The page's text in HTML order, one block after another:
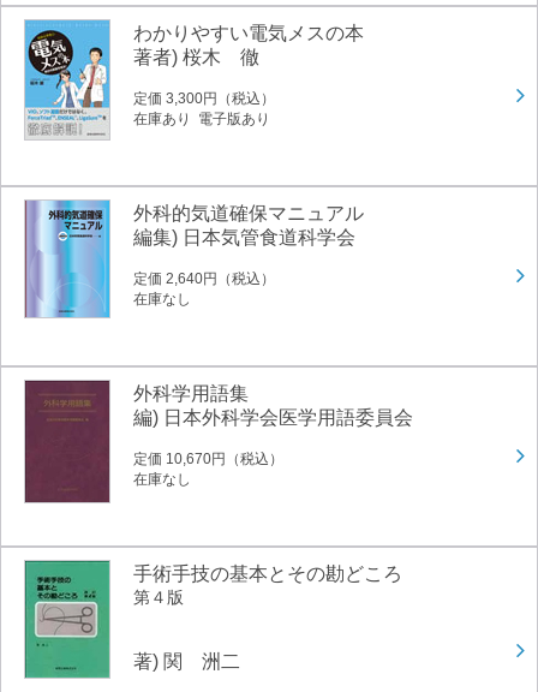
わかりやすい電気メスの本
著者) 桜木 徹
定価 3,300円（税込）
在庫あり 電子版あり
外科的気道確保マニュアル
編集) 日本気管食道科学会
定価 2,640円（税込）
在庫なし
外科学用語集
編) 日本外科学会医学用語委員会
定価 10,670円（税込）
在庫なし
手術手技の基本とその勘どころ
第４版
著) 関 洲二